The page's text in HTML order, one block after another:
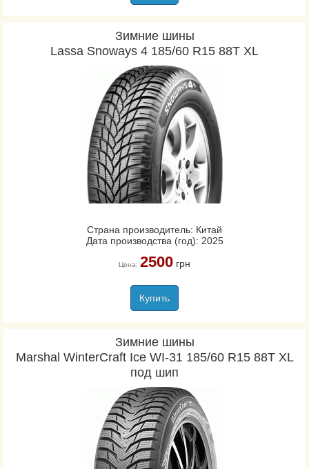
Зимние шины
Lassa Snoways 4 185/60 R15 88T XL
Страна производитель: Китай
Дата производства (год): 2025
Цена: 2500грн
Купить
Зимние шины
Marshal WinterCraft Ice WI-31 185/60 R15 88T XL
под шип